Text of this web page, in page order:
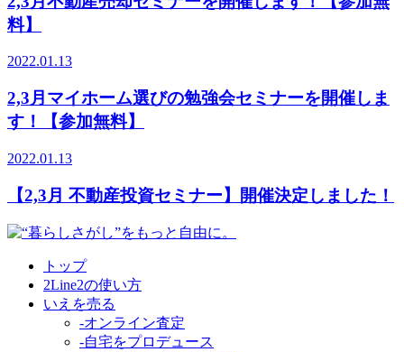
料】
2022.01.13
2,3月マイホーム選びの勉強会セミナーを開催しま
す！【参加無料】
2022.01.13
【2,3月 不動産投資セミナー】開催決定しました！
トップ
2Line2の使い方
いえを売る
-オンライン査定
-自宅をプロデュース